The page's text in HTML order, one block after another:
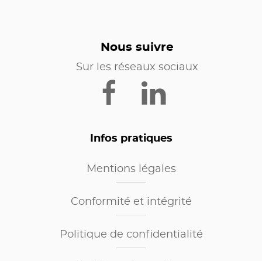
Nous suivre
Sur les réseaux sociaux
Infos pratiques
Mentions légales
Conformité et intégrité
Politique de confidentialité